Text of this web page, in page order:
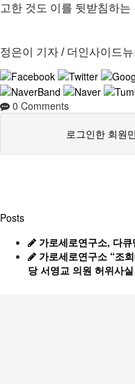
고한 것도 이를 뒷받침하는
정은이 기자 / 더인사이드
0 Comments
로그인한 회원
Posts
가로세로연구소, 다
가로세로연구소 “조
당 서영교 의원 허위사